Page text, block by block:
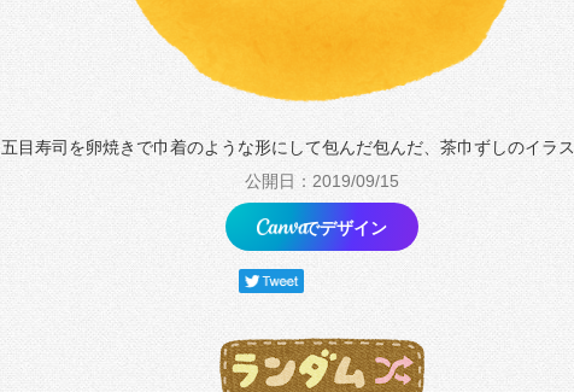
五目寿司を卵焼きで巾着のような形にして包んだ包んだ、茶巾ずしのイラス
公開日：2019/09/15
でデザイン